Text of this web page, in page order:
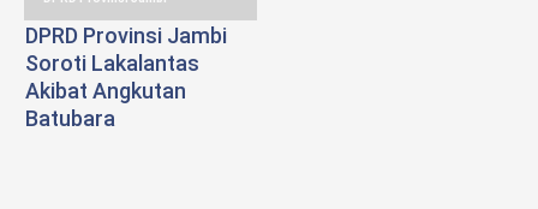
DPRD Provinsi Jambi
Soroti Lakalantas
Akibat Angkutan
Batubara